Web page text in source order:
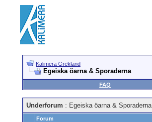
Kalimera Grekland
Egeiska öarna & Sporaderna
FAQ
Underforum : Egeiska öarna & Sporaderna
Forum